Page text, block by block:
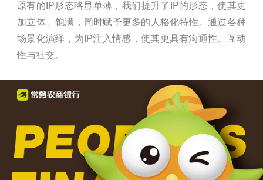
原有的IP形态略显单薄，我们提升了IP的形态，使其更
加立体、饱满，同时赋予更多的人格化特性。通过各种
场景化演绎，为IP注入情感，使其更具有沟通性、互动
性与社交。